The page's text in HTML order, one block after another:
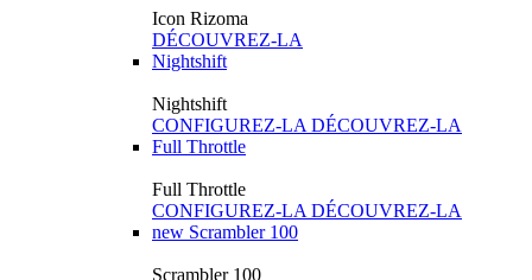
Icon Rizoma
DÉCOUVREZ-LA
Nightshift
Nightshift
CONFIGUREZ-LA DÉCOUVREZ-LA
Full Throttle
Full Throttle
CONFIGUREZ-LA DÉCOUVREZ-LA
new Scrambler 100
Scrambler 100